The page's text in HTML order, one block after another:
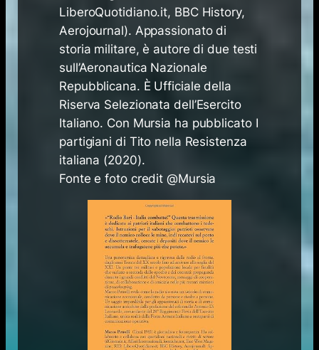
LiberoQuotidiano.it, BBC History,
Aerojournal). Appassionato di
storia militare, è autore di due testi
sull’Aeronautica Nazionale
Repubblicana. È Ufficiale della
Riserva Selezionata dell’Esercito
Italiano. Con Mursia ha pubblicato I
partigiani di Tito nella Resistenza
italiana (2020).
Fonte e foto credit @Mursia